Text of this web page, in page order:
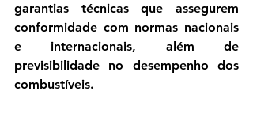
garantias técnicas que assegurem
conformidade com normas nacionais
e internacionais, além de
previsibilidade no desempenho dos
combustíveis.